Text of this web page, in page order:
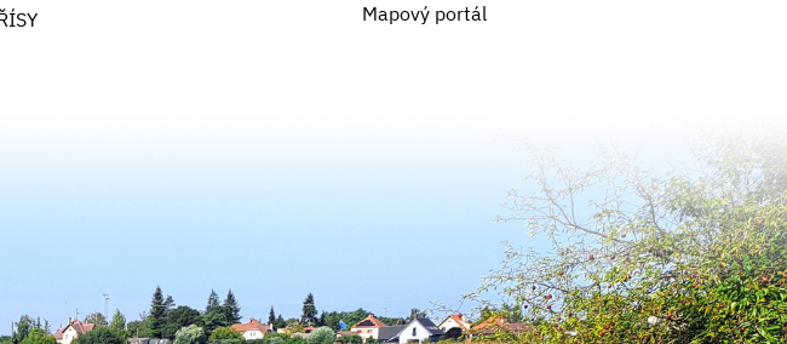
Mapový portál